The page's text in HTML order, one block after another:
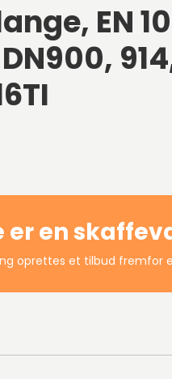
EN
DN900,
er en
oprettes et tilbud fremfor